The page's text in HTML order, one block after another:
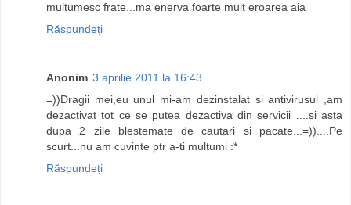
multumesc frate...ma enerva foarte mult eroarea aia
Răspundeți
Anonim 3 aprilie 2011 la 16:43
=))Dragii mei,eu unul mi-am dezinstalat si antivirusul ,am
dezactivat tot ce se putea dezactiva din servicii ....si asta
dupa 2 zile blestemate de cautari si pacate...=))....Pe
scurt...nu am cuvinte ptr a-ti multumi :*
Răspundeți